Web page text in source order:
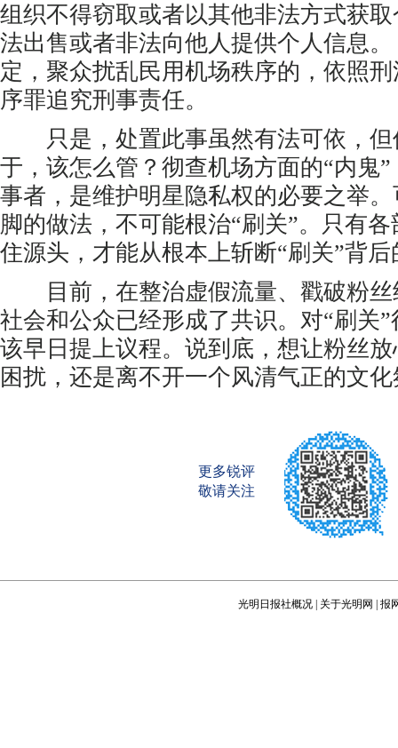
组织不得窃取或者以其他非法方式获
法出售或者非法向他人提供个人信息
定，聚众扰乱民用机场秩序的，依照
序罪追究刑事责任。
只是，处置此事虽然有法可依，但
于，该怎么管？彻查机场方面的“内鬼
事者，是维护明星隐私权的必要之举
脚的做法，不可能根治“刷关”。只有
住源头，才能从根本上斩断“刷关”背
目前，在整治虚假流量、戳破粉丝
社会和公众已经形成了共识。对“刷关
该早日提上议程。说到底，想让粉丝
困扰，还是离不开一个风清气正的文
更多锐评
敬请关注
光明日报社概况 关于光明网 报